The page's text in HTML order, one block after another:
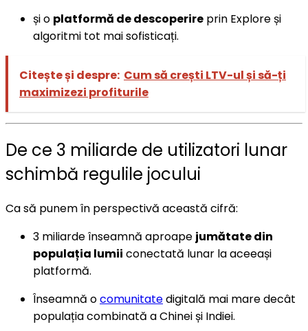
și o platformă de descoperire prin Explore și
algoritmi tot mai sofisticați.
Citește și despre: Cum să crești LTV-ul și să-ți
maximizezi profiturile
De ce 3 miliarde de utilizatori lunar
schimbă regulile jocului
Ca să punem în perspectivă această cifră:
3 miliarde înseamnă aproape jumătate din
populația lumii conectată lunar la aceeași
platformă.
Înseamnă ocomunitatedigitală mai mare decât
populația combinată a Chinei și Indiei.